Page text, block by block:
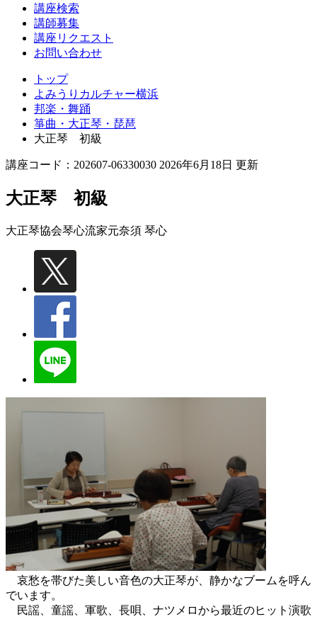
講座検索
講師募集
講座リクエスト
お問い合わせ
トップ
よみうりカルチャー横浜
邦楽・舞踊
箏曲・大正琴・琵琶
大正琴 初級
講座コード：202607-06330030 2026年6月18日 更新
大正琴 初級
大正琴協会琴心流家元奈須 琴心
哀愁を帯びた美しい音色の大正琴が、静かなブームを呼ん
でいます。
民謡、童謡、軍歌、長唄、ナツメロから最近のヒット演歌